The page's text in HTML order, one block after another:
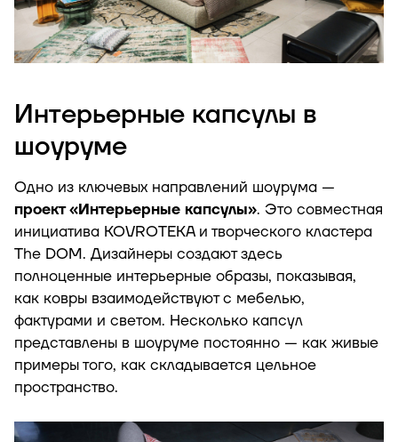
Интерьерные капсулы в
шоуруме
Одно из ключевых направлений шоурума —
проект «Интерьерные капсулы». Это совместная
инициатива KOVROTEKA и творческого кластера
The DOM. Дизайнеры создают здесь
полноценные интерьерные образы, показывая,
как ковры взаимодействуют с мебелью,
фактурами и светом. Несколько капсул
представлены в шоуруме постоянно — как живые
примеры того, как складывается цельное
пространство.